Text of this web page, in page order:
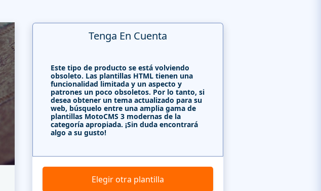
Tenga En Cuenta
Este tipo de producto se está volviendo
obsoleto. Las plantillas HTML tienen una
funcionalidad limitada y un aspecto y
patrones un poco obsoletos. Por lo tanto, si
desea obtener un tema actualizado para su
web, búsquelo entre una amplia gama de
plantillas MotoCMS 3 modernas de la
categoría apropiada. ¡Sin duda encontrará
algo a su gusto!
Elegir otra plantilla